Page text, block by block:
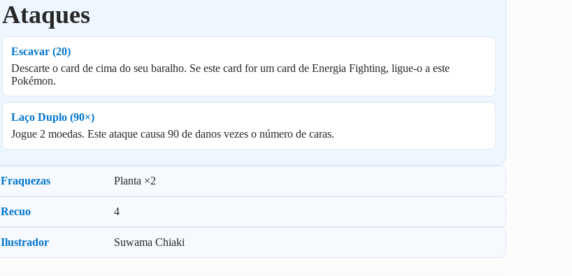
Ataques
Escavar (20)
Descarte o card de cima do seu baralho. Se este card for um card de Energia Fighting, ligue-o a este
Pokémon.
Laço Duplo (90×)
Jogue 2 moedas. Este ataque causa 90 de danos vezes o número de caras.
Fraquezas Planta ×2
Recuo 4
Ilustrador Suwama Chiaki